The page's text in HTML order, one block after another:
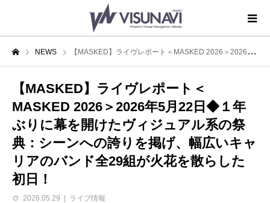
NEWS 【MASKED】ライヴレポート＜MASKED 2026＞2026年5月22日◆１年ぶりに幕を開けたヴィジュアル系の祭典：シーンへの誇りを掲げ、幅広いキャリアのバンド全29組が火花を散らした初日！
【MASKED】ライヴレポート＜
MASKED 2026＞2026年5月22日◆１年
ぶりに幕を開けたヴィジュアル系の祭
典：シーンへの誇りを掲げ、幅広いキャ
リアのバンド全29組が火花を散らした
初日！
2026.05.29 ライブ情報